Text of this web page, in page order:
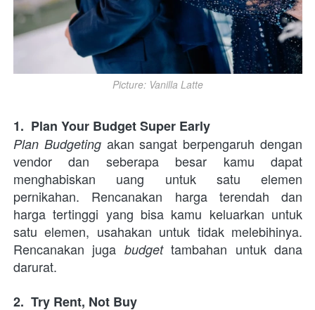
Picture: Vanilla Latte
1.  Plan Your Budget Super Early
Plan Budgeting akan sangat berpengaruh dengan
vendor dan seberapa besar kamu dapat
menghabiskan uang untuk satu elemen
pernikahan. Rencanakan harga terendah dan
harga tertinggi yang bisa kamu keluarkan untuk
satu elemen, usahakan untuk tidak melebihinya.
Rencanakan juga budget tambahan untuk dana
darurat.
2.  Try Rent, Not Buy